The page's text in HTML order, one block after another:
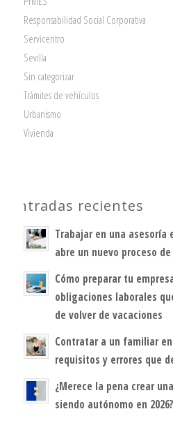
Responsabilidad Social Corporativa
Servicentro
Sevilla
Sin categorizar
Trámites de vehículos
Urbanismo
Vivienda
Entradas recientes
Trabajar en una asesoría
abre un nuevo proceso
Cómo preparar tu
obligaciones laborales
de volver de vacaciones
Contratar a un familiar
requisitos y errores que
¿Merece la pena crear
siendo autónomo en 2026?